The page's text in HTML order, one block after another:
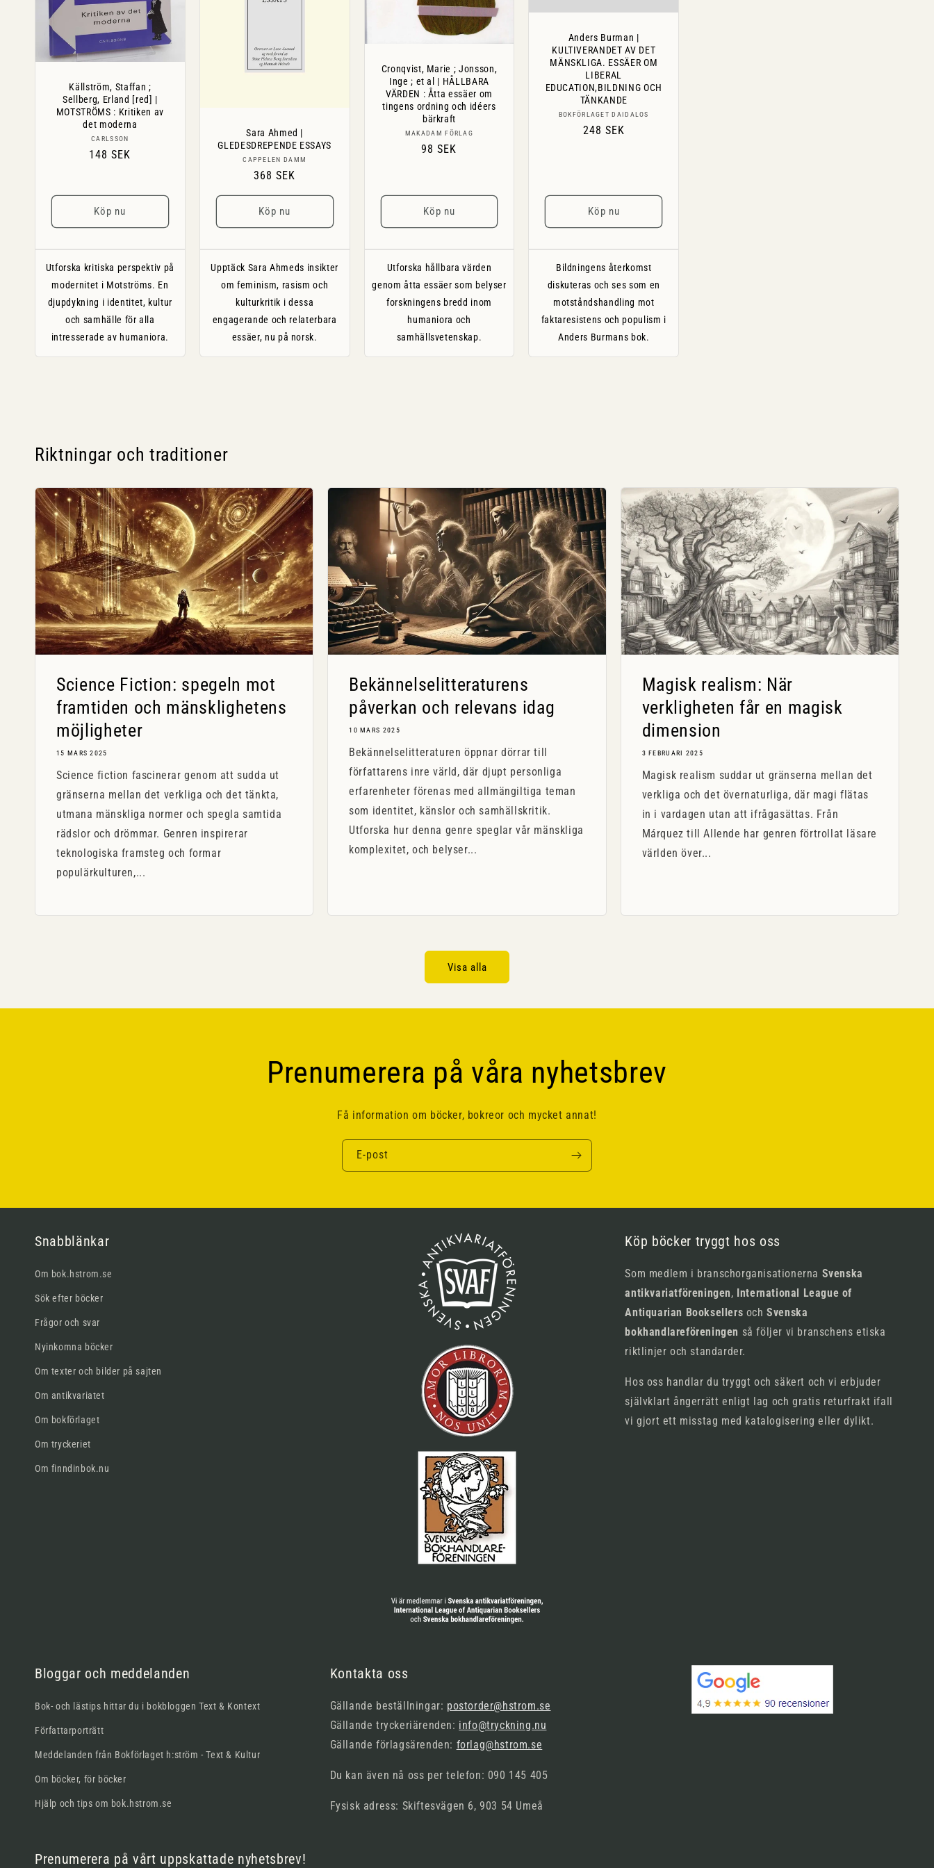
e
:
ö
Källström, Staffan ;
Sellberg, Erland [red] |
MOTSTRÖMS : Kritiken av
det moderna
Säljare:
CARLSSON
Ordinarie
148 SEK
Köp nu
Utforska kritiska perspektiv på
modernitet i Motströms. En
djupdykning i identitet, kultur
och samhälle för alla
intresserade av humaniora.
Sara Ahmed |
GLEDESDREPENDE ESSAYS
Säljare:
CAPPELEN DAMM
Ordinarie
368 SEK
Köp nu
Upptäck Sara Ahmeds insikter
om feminism, rasism och
kulturkritik i dessa
engagerande och relaterbara
essäer, nu på norsk.
Cronqvist, Marie ; Jonsson,
Inge ; et al | HÅLLBARA
VÄRDEN : Åtta essäer om
tingens ordning och idéers
bärkraft
Säljare:
MAKADAM FÖRLAG
Ordinarie
98 SEK
Köp nu
Utforska hållbara värden
genom åtta essäer som belyser
forskningens bredd inom
humaniora och
samhällsvetenskap.
Anders Burman |
KULTIVERANDET AV DET
MÄNSKLIGA. ESSÄER OM
LIBERAL
EDUCATION,BILDNING OCH
TÄNKANDE
Säljare:
BOKFÖRLAGET DAIDALOS
Ordinarie
248 SEK
Köp nu
Bildningens återkomst
diskuteras och ses som en
motståndshandling mot
faktaresistens och populism i
Anders Burmans bok.
Riktningar och traditioner
Science Fiction: spegeln mot
framtiden och mänsklighetens
möjligheter
15 MARS 2025
Science fiction fascinerar genom att sudda ut
gränserna mellan det verkliga och det tänkta,
utmana mänskliga normer och spegla samtida
rädslor och drömmar. Genren inspirerar
teknologiska framsteg och formar
populärkulturen,...
Bekännelselitteraturens
påverkan och relevans idag
10 MARS 2025
Bekännelselitteraturen öppnar dörrar till
författarens inre värld, där djupt personliga
erfarenheter förenas med allmängiltiga teman
som identitet, känslor och samhällskritik.
Utforska hur denna genre speglar vår mänskliga
komplexitet, och belyser...
Magisk realism: När
verkligheten får en magisk
dimension
3 FEBRUARI 2025
Magisk realism suddar ut gränserna mellan det
verkliga och det övernaturliga, där magi flätas
in i vardagen utan att ifrågasättas. Från
Márquez till Allende har genren förtrollat läsare
världen över...
Visa alla
Prenumerera på våra nyhetsbrev
Få information om böcker, bokreor och mycket annat!
E-post
Snabblänkar
Om bok.hstrom.se
Sök efter böcker
Frågor och svar
Nyinkomna böcker
Om texter och bilder på sajten
Om antikvariatet
Om bokförlaget
Om tryckeriet
Om finndinbok.nu
Köp böcker tryggt hos oss
Som medlem i branschorganisationerna Svenska
antikvariatföreningen, International League of
Antiquarian Booksellers ochSvenska
bokhandlareföreningen så följer vi branschens etiska
riktlinjer och standarder.
Hos oss handlar du tryggt och säkert och vi erbjuder
självklart ångerrätt enligt lag och gratis returfrakt ifall
vi gjort ett misstag med katalogisering eller dylikt.
Bloggar och meddelanden
Bok- och lästips hittar du i bokbloggen Text & Kontext
Författarporträtt
Meddelanden från Bokförlaget h:ström - Text & Kultur
Om böcker, för böcker
Hjälp och tips om bok.hstrom.se
Kontakta oss
Gällande beställningar: postorder@hstrom.se
Gällande tryckeriärenden: info@tryckning.nu
Gällande förlagsärenden: forlag@hstrom.se
Du kan även nå oss per telefon: 090 145 405
Fysisk adress: Skiftesvägen 6, 903 54 Umeå
Prenumerera på vårt uppskattade nyhetsbrev!